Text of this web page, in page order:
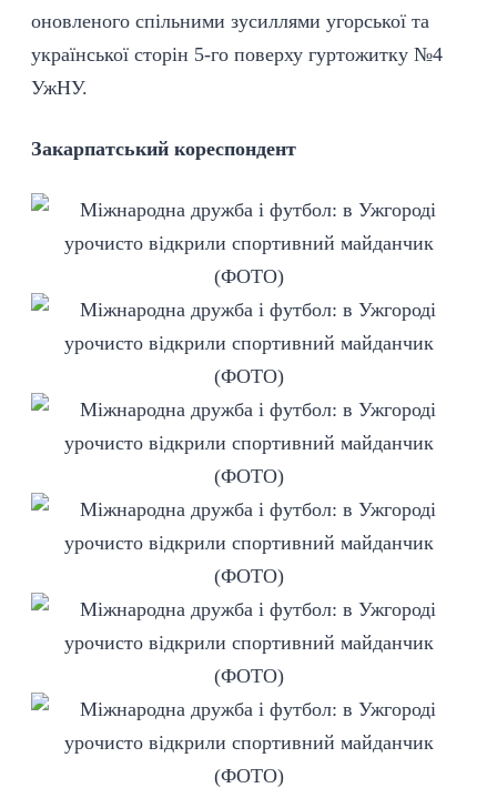
оновленого спільними зусиллями угорської та
української сторін 5-го поверху гуртожитку №4
УжНУ.
Закарпатський кореспондент